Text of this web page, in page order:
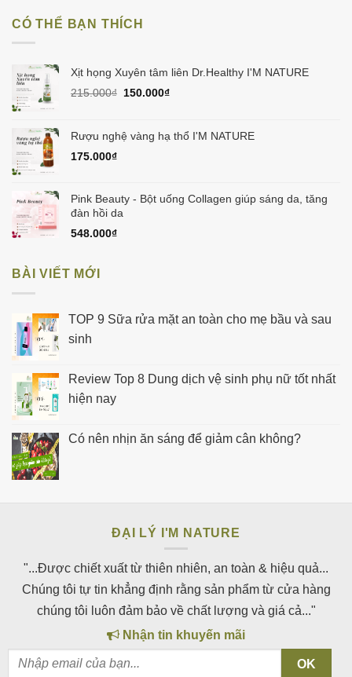
CÓ THỂ BẠN THÍCH
Xịt họng Xuyên tâm liên Dr.Healthy I'M NATURE
215.000₫ Giá
215.000₫.
150.000₫Giá
là:
Rượu nghệ vàng hạ thổ I'M NATURE
175.000₫
Pink Beauty - Bột uống Collagen giúp sáng da, tăng
đàn hồi da
548.000₫
BÀI VIẾT MỚI
TOP 9 Sữa rửa mặt an toàn cho mẹ bầu và sau
sinh
Review Top 8 Dung dịch vệ sinh phụ nữ tốt nhất
hiện nay
Có nên nhịn ăn sáng để giảm cân không?
ĐẠI LÝ I'M NATURE
"...Được chiết xuất từ thiên nhiên, an toàn & hiệu quả...
Chúng tôi tự tin khẳng định rằng sản phẩm từ cửa hàng
chúng tôi luôn đảm bảo về chất lượng và giá cả..."
Nhận tin khuyến mãi